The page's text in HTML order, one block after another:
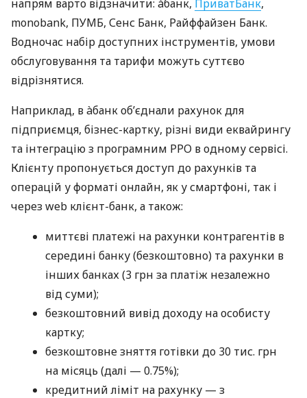
напрям варто відзначити: àбанк, ПриватБанк,
monobank, ПУМБ, Сенс Банк, Райффайзен Банк.
Водночас набір доступних інструментів, умови
обслуговування та тарифи можуть суттєво
відрізнятися.
Наприклад, в àбанк об’єднали рахунок для
підприємця, бізнес-картку, різні види еквайрингу
та інтеграцію з програмним РРО в одному сервісі.
Клієнту пропонується доступ до рахунків та
операцій у форматі онлайн, як у смартфоні, так і
через web клієнт-банк, а також:
миттєві платежі на рахунки контрагентів в
середині банку (безкоштовно) та рахунки в
інших банках (3 грн за платіж незалежно
від суми);
безкоштовний вивід доходу на особисту
картку;
безкоштовне зняття готівки до 30 тис. грн
на місяць (далі — 0.75%);
кредитний ліміт на рахунку — з